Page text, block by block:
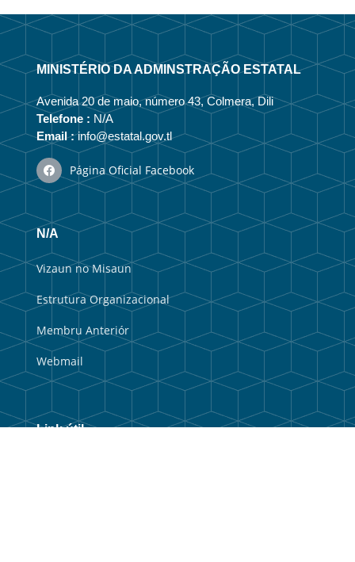
MINISTÉRIO DA ADMINSTRAÇÃO ESTATAL
Avenida 20 de maio, número 43, Colmera, Dili
Telefone : N/A
Email :info@estatal.gov.tl
Página Oficial Facebook
N/A
Vizaun no Misaun
Estrutura Organizacional
Membru Anteriór
Webmail
Link útil